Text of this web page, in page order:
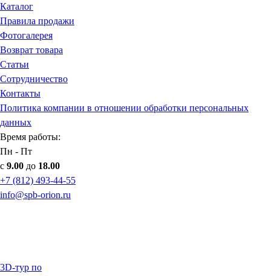
Каталог
Правила продажи
Фотогалерея
Возврат товара
Статьи
Сотрудничество
Контакты
Политика компании в отношении обработки персональных
данных
Время работы:
Пн - Пт
с 9.00 до 18.00
+7 (812) 493-44-55
info@spb-orion.ru
3D-тур по